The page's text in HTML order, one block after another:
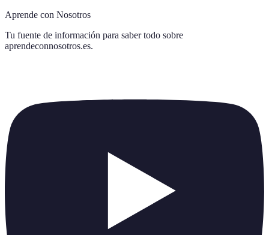
Aprende con Nosotros
Tu fuente de información para saber todo sobre
aprendeconnosotros.es.